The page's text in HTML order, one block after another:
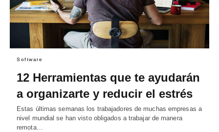
Software
12 Herramientas que te ayudarán
a organizarte y reducir el estrés
Estas últimas semanas los trabajadores de muchas empresas a
nivel mundial se han visto obligados a trabajar de manera
remota…